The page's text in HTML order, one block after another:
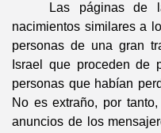
Las páginas de la
nacimientos similares a
personas de una gran
Israel que proceden de
personas que habían
No es extraño, por
anuncios de los